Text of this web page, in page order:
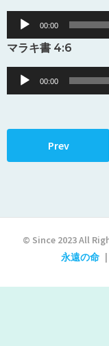
Audio
Player
00:00
マラキ書 4:6
Audio
Player
00:00
Prev
© Since 2023 All
永遠の命